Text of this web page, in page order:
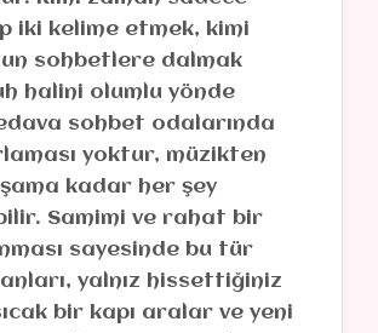
iki kelime etmek, kimi
sohbetlere dalmak
halini olumlu yönde
sohbet odalarında
yoktur, müzikten
kadar her şey
Samimi ve rahat bir
sayesinde bu tür
yalnız hissettiğiniz
bir kapı aralar ve yeni